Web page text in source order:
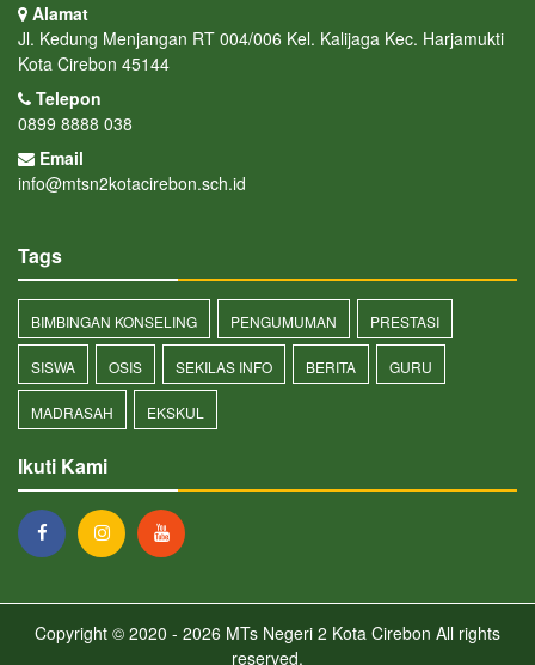
Alamat
Jl. Kedung Menjangan RT 004/006 Kel. Kalijaga Kec. Harjamukti
Kota Cirebon 45144
Telepon
0899 8888 038
Email
info@mtsn2kotacirebon.sch.id
Tags
BIMBINGAN KONSELING PENGUMUMAN PRESTASI
SISWA OSIS SEKILAS INFO BERITA GURU
MADRASAH EKSKUL
Ikuti Kami
Copyright © 2020 - 2026 MTs Negeri 2 Kota Cirebon All rights
reserved.